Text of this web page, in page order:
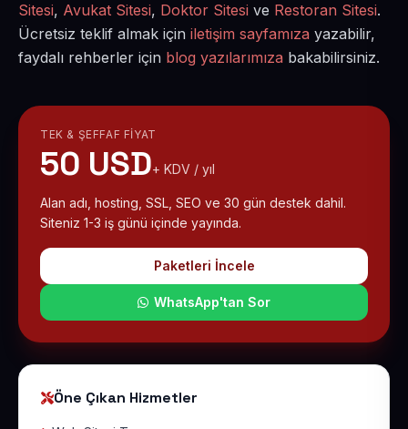
Sitesi, Avukat Sitesi, Doktor Sitesi ve Restoran Sitesi.
Ücretsiz teklif almak için iletişim sayfamıza yazabilir,
faydalı rehberler için blog yazılarımıza bakabilirsiniz.
TEK & ŞEFFAF FIYAT
50 USD+ KDV / yıl
Alan adı, hosting, SSL, SEO ve 30 gün destek dahil.
Siteniz 1-3 iş günü içinde yayında.
Paketleri İncele
WhatsApp'tan Sor
Öne Çıkan Hizmetler